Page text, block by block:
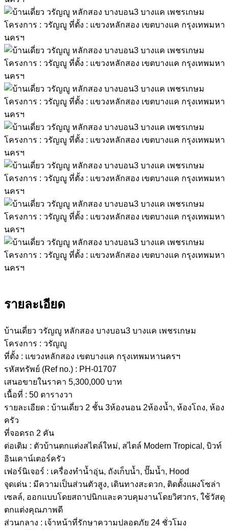
รายละเอียด
บ้านเดี่ยว วรัญญู หลักสอง บางบอน3 บางแค เพชรเกษม
โครงการ : วรัญญู
ที่ตั้ง : แขวงหลักสอง เขตบางแค กรุงเทพมหานครฯ
รหัสทรัพย์ (Ref no.) : PH-01707
เสนอขายในราคา 5,300,000 บาท
เนื้อที่ : 50 ตารางวา
รายละเอียด : บ้านเดี่ยว 2 ชั้น 3ห้องนอน 2ห้องน้ำ, ห้องโถง, ห้อง
ครัว
ที่จอดรถ 2 คัน
ต่อเติม : ตัวบ้านตกแต่งสไตล์ใหม่, สไตล์ Modern Tropical, บิวท์
อินเคาน์เตอร์ครัว
เฟอร์นิเจอร์ : เครื่องทำน้ำอุ่น, ถังเก็บน้ำ, ปั๊มน้ำ, Hood
จุดเด่น : มีความเป็นส่วนตัวสูง, เดินทางสะดวก, ติดตั้งแผงโซล่า
เซลล์, ออกแบบโดยสถาปนิกและควบคุมงานโดยวิศวกร, ใช้วัสดุ
ตกแต่งคุณภาพดี
ส่วนกลาง : เจ้าหน้าที่รักษาความปลอดภัย 24 ชั่วโมง